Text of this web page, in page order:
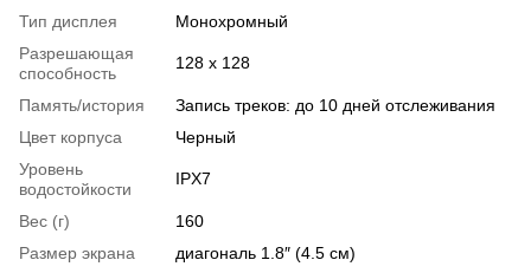
Тип дисплея
Монохромный
Разрешающая
способность
128 x 128
Память/история
Запись треков: до 10 дней отслеживания
Цвет корпуса
Черный
Уровень
водостойкости
IPX7
Вес (г)
160
Размер экрана
диагональ 1.8″ (4.5 см)